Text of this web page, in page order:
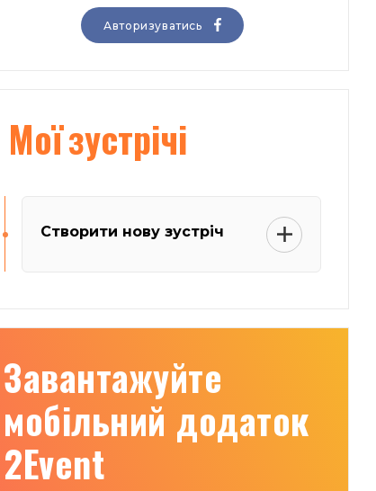
Авторизуватись
Моїзустрічі
Створити нову зустріч
Завантажуйте
мобільний додаток
2Event